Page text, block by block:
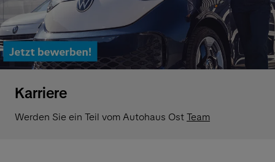
Karriere
Werden Sie ein Teil vom Autohaus OstTeam